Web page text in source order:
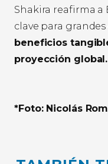
Shakira reafirma
clave para
beneficios
proyección global.
*Foto: Nicolás